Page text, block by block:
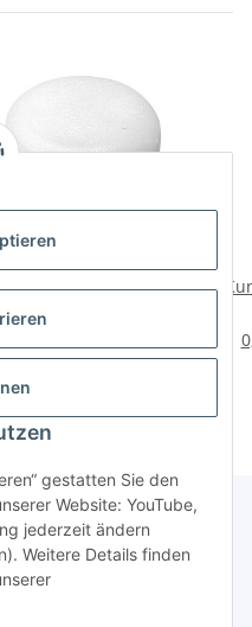
gestatten Sie den
Website: YouTube,
jederzeit ändern
Weitere Details finden
zum
Ø 22 x 20 mm,
0,49 €